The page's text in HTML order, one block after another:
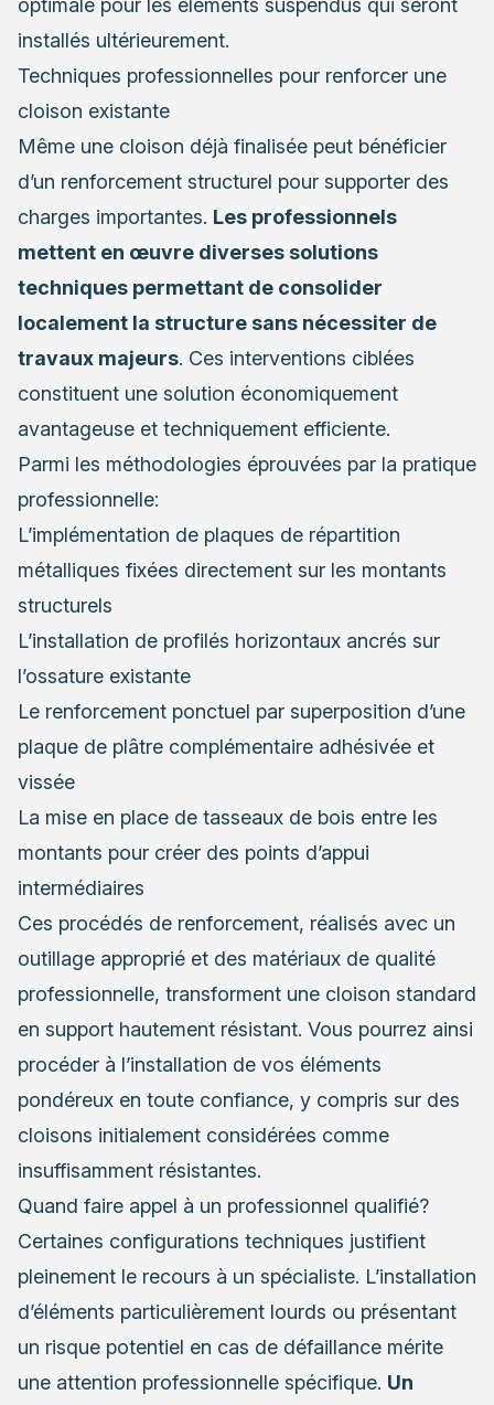
optimale pour les éléments suspendus qui seront
installés ultérieurement.
Techniques professionnelles pour renforcer une
cloison existante
Même une cloison déjà finalisée peut bénéficier
d’un renforcement structurel pour supporter des
charges importantes. Les professionnels
mettent en œuvre diverses solutions
techniques permettant de consolider
localement la structure sans nécessiter de
travaux majeurs. Ces interventions ciblées
constituent une solution économiquement
avantageuse et techniquement efficiente.
Parmi les méthodologies éprouvées par la pratique
professionnelle:
L’implémentation de plaques de répartition
métalliques fixées directement sur les montants
structurels
L’installation de profilés horizontaux ancrés sur
l’ossature existante
Le renforcement ponctuel par superposition d’une
plaque de plâtre complémentaire adhésivée et
vissée
La mise en place de tasseaux de bois entre les
montants pour créer des points d’appui
intermédiaires
Ces procédés de renforcement, réalisés avec un
outillage approprié et des matériaux de qualité
professionnelle, transforment une cloison standard
en support hautement résistant. Vous pourrez ainsi
procéder à l’installation de vos éléments
pondéreux en toute confiance, y compris sur des
cloisons initialement considérées comme
insuffisamment résistantes.
Quand faire appel à un professionnel qualifié?
Certaines configurations techniques justifient
pleinement le recours à un spécialiste. L’installation
d’éléments particulièrement lourds ou présentant
un risque potentiel en cas de défaillance mérite
une attention professionnelle spécifique. Un